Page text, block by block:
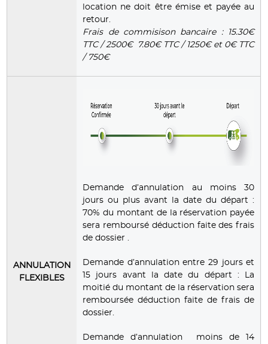
location ne doit être émise et payée au
retour.
Frais de commisison bancaire : 15.30€
TTC / 2500€ 7.80€ TTC / 1250€ et 0€ TTC
/ 750€
ANNULATION
FLEXIBLES
Demande d’annulation au moins 30
jours ou plus avant la date du départ :
70% du montant de la réservation payée
sera remboursé déduction faite des frais
de dossier .
Demande d’annulation entre 29 jours et
15 jours avant la date du départ : La
moitié du montant de la réservation sera
remboursée déduction faite de frais de
dossier.
Demande d’annulation moins de 14